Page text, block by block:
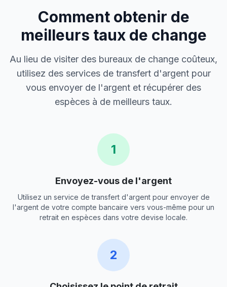
Comment obtenir de
meilleurs taux de change
Au lieu de visiter des bureaux de change coûteux,
utilisez des services de transfert d'argent pour
vous envoyer de l'argent et récupérer des
espèces à de meilleurs taux.
1
Envoyez-vous de l'argent
Utilisez un service de transfert d'argent pour envoyer de
l'argent de votre compte bancaire vers vous-même pour un
retrait en espèces dans votre devise locale.
2